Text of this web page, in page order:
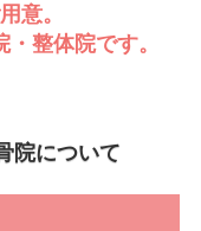
意。
整体院です。
院について